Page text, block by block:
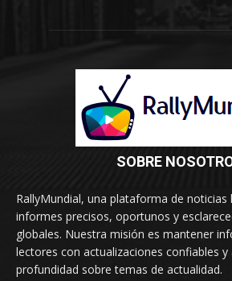
SOBRE
RallyMundial, una plataforma de noticias
informes precisos, oportunos y
globales. Nuestra misión es mantener
lectores con actualizaciones confiables y
profundidad sobre temas de actualidad.